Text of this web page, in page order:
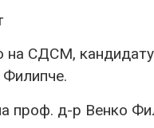
СДСМ,
проф. д-р Венко